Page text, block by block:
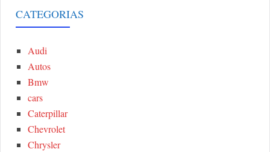
r
c
CATEGORIAS
Audi
Autos
Bmw
cars
Caterpillar
Chevrolet
Chrysler